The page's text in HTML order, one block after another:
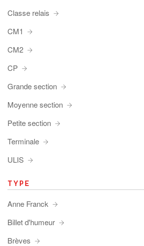
Classe relais
CM1
CM2
CP
Grande section
Moyenne section
Petite section
Terminale
ULIS
TYPE
Anne Franck
Billet d'humeur
Brèves